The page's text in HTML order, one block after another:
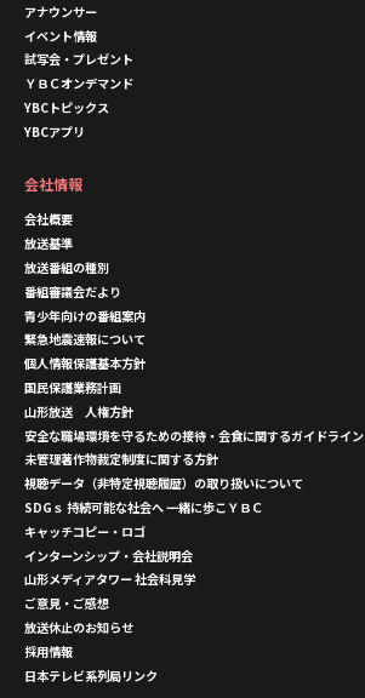
アナウンサー
イベント情報
試写会・プレゼント
ＹＢＣオンデマンド
YBCトピックス
YBCアプリ
会社情報
会社概要
放送基準
放送番組の種別
番組審議会だより
青少年向けの番組案内
緊急地震速報について
個人情報保護基本方針
国民保護業務計画
山形放送 人権方針
安全な職場環境を守るための接待・会食に関するガイドライン
未管理著作物裁定制度に関する方針
視聴データ（非特定視聴履歴）の取り扱いについて
SDGｓ 持続可能な社会へ 一緒に歩こＹＢＣ
キャッチコピー・ロゴ
インターンシップ・会社説明会
山形メディアタワー 社会科見学
ご意見・ご感想
放送休止のお知らせ
採用情報
日本テレビ系列局リンク